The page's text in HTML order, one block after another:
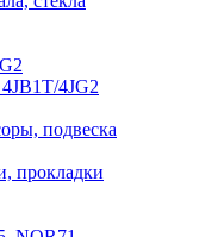
4JG2
подвеска
прокладки